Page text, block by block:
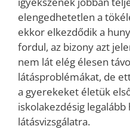
elengedhetetlen a
ekkor elkezdődik a
fordul, az bizony azt
nem lát elég élesen
látásproblémákat, de
a gyerekeket életük
iskolakezdésig
látásvizsgálatra.